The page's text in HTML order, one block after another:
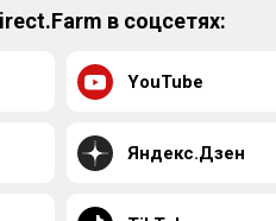
в соцсетях:
YouTube
Яндекс.Дзен